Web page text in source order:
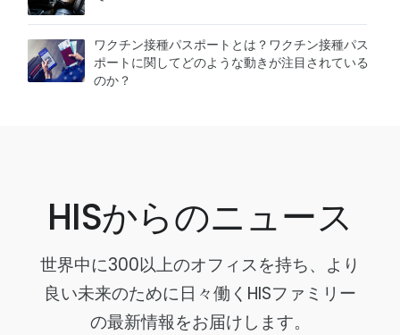
ワクチン接種パスポートとは？ワクチン接種パス
ポートに関してどのような動きが注目されている
のか？
HISからのニュース
世界中に300以上のオフィスを持ち、より
良い未来のために日々働くHISファミリー
の最新情報をお届けします。